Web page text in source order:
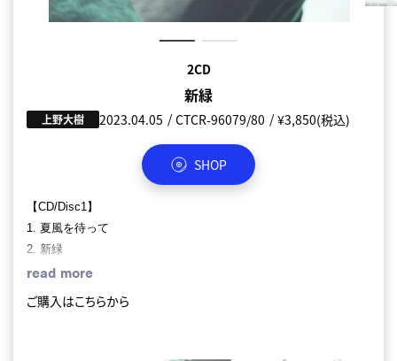
2CD
新緑
上野大樹 2023.04.05 CTCR-96079/80 ¥3,850(税込)
SHOP
【CD/Disc1】
1. 夏風を待って
2. 新緑
3. ランタナ
5. 遠い国
read more
ご購入はこちらから
2CD+Blu-ray
新緑
上野大樹 2023.04.05 CTCR-96077/8 ¥4,950(税込)
SHOP
【CD/Disc1】
1. 夏風を待って
2. 新緑
3. ランタナ
5. 遠い国
read more
ご購入はこちらから